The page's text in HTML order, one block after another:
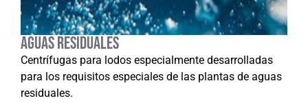
Aguas residuales
Centrífugas para lodos especialmente desarrolladas
para los requisitos especiales de las plantas de aguas
residuales.